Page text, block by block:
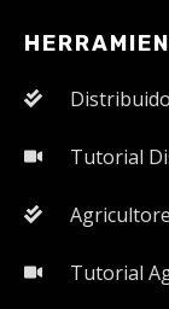
Tutorial
Tutorial